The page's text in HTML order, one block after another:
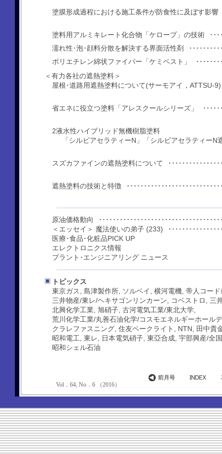
塗膜形成過程における施工条件が防食性に及ぼす影響
･････････････
塗料用アルミキレート化合物「ケロープ」の技術
･･･････････
濡れ性･泡･顔料分散を解決する界面活性剤･･･････････････
ポリエチレン綿状ファイバー「ケミベスト」
･･････････････････
＜有力各社の遮熱塗料＞
屋根･道路用遮熱塗料について(サーモアイ，ATTSU-
･････
省エネに役立つ塗料「アレスクールシリーズ」
････････････
2液水性ハイブリッド無機樹脂塗料
「シルビアセラティーN」「シルビアセラティー
スズカファインの遮熱塗料について･･･････････････････････
遮熱塗料の技術と特徴･････････････････････････････････
原油価格動向
･･････････････････････････････････････････
＜エッセイ＞ 魔法使いの弟子 (233)･･･････････････････････
医療･食品･化粧品PICK UP
エレクトロニクス情報
プラント･エンジニアリング ニュース
トピックス
東京ガス, 島津製作所, ソルベイ, 横河電機, 帝人コー
三井物産/東レ/ヘキサゴンリンカーン, コベストロ, 三
北興化学工業, 旭硝子, 古河電気工業/東北大学,
荒川化学工業/丸善石油化学/コスモエネルギーホール
クラレファスニング, 住友ベークライト, NTN, 田中貴
昭和電工, 東レ, 日本電気硝子, 東亞合成, 宇部興産/全
昭和シェル石油
Vol．64, No．6 （2016）